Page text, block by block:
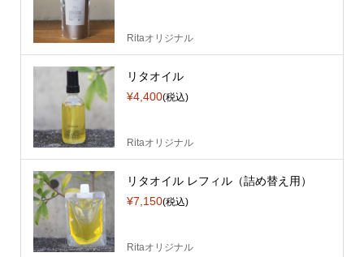
Ritaオリジナル
リタオイル
¥4,400(税込)
Ritaオリジナル
リタオイル レフィル（詰め替え用）
¥7,150(税込)
Ritaオリジナル